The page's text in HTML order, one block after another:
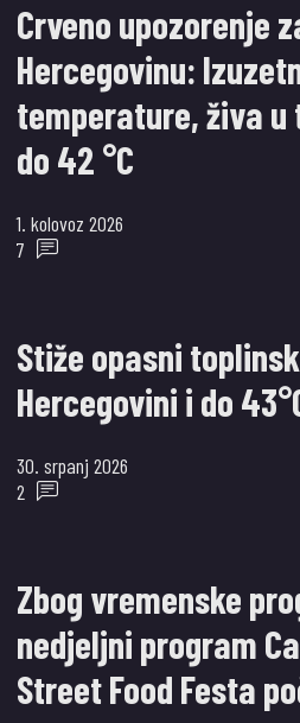
Crveno upozorenje
Hercegovinu:
temperature, živa
do 42 °C
1. kolovoz 2026
7
Stiže opasni
Hercegovini i do
30. srpanj 2026
2
Zbog vremenske
nedjeljni program
Street Food Festa